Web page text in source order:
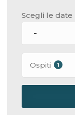
Scegli le date
Ospiti 1